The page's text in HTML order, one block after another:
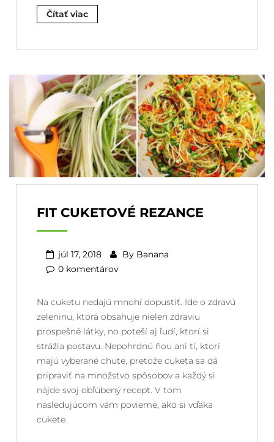
Čítať viac
FIT CUKETOVÉ REZANCE
júl 17, 2018 By Banana
0 komentárov
Na cuketu nedajú mnohí dopustiť. Ide o zdravú
zeleninu, ktorá obsahuje nielen zdraviu
prospešné látky, no poteší aj ľudí, ktorí si
strážia postavu. Nepohrdnú ňou ani tí, ktorí
majú vyberané chute, pretože cuketa sa dá
pripraviť na množstvo spôsobov a každý si
nájde svoj obľúbený recept. V tom
nasledujúcom vám povieme, ako si vďaka
cukete